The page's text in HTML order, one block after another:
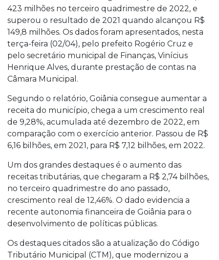
423 milhões no terceiro quadrimestre de 2022, e
superou o resultado de 2021 quando alcançou R$
149,8 milhões. Os dados foram apresentados, nesta
terça-feira (02/04), pelo prefeito Rogério Cruz e
pelo secretário municipal de Finanças, Vinícius
Henrique Alves, durante prestação de contas na
Câmara Municipal.
Segundo o relatório, Goiânia consegue aumentar a
receita do município, chega a um crescimento real
de 9,28%, acumulada até dezembro de 2022, em
comparação com o exercício anterior. Passou de R$
6,16 bilhões, em 2021, para R$ 7,12 bilhões, em 2022.
Um dos grandes destaques é o aumento das
receitas tributárias, que chegaram a R$ 2,74 bilhões,
no terceiro quadrimestre do ano passado,
crescimento real de 12,46%. O dado evidencia a
recente autonomia financeira de Goiânia para o
desenvolvimento de políticas públicas.
Os destaques citados são a atualização do Código
Tributário Municipal (CTM), que modernizou a